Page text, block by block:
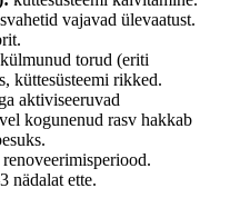
vajavad ülevaatust.
külmunud torud (eriti
küttesüsteemi rikked.
aktiviseeruvad
kogunenud rasv hakkab
nädalat ette.